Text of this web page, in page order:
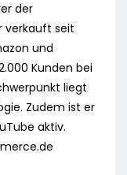
der
verkauft seit
und
Kunden bei
liegt
Zudem ist er
aktiv.